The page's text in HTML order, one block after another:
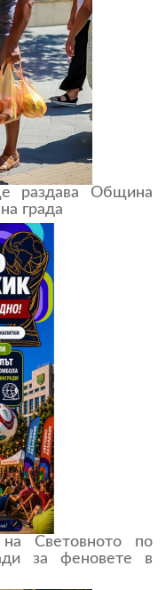
раздава Община
града
Световното по
за феновете в